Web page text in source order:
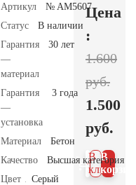
Артикул
№ AM5607
Статус
В наличии
Гарантия
—
материал
30 лет
Гарантия
—
установка
3 года
Материал
Бетон
Качество
Высшая категория
Цвет
Серый
Цена
:
1.600
руб.
1.500
руб.
В
В 1
клик